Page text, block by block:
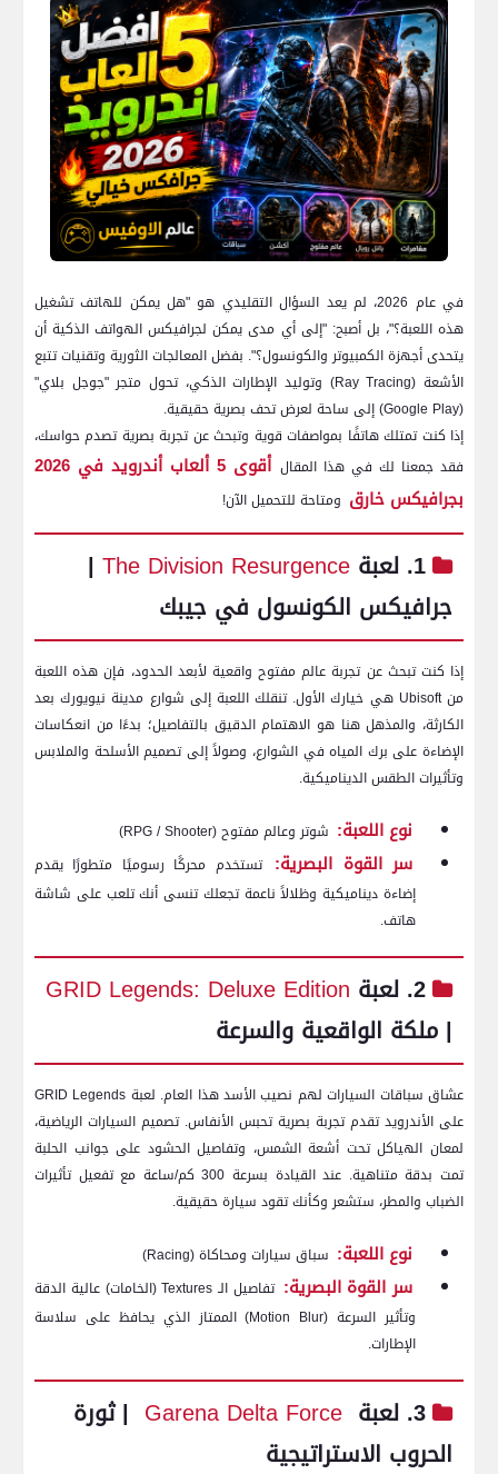
في عام 2026، لم يعد السؤال التقليدي هو "هل يمكن للهاتف تشغيل
هذه اللعبة؟"، بل أصبح: "إلى أي مدى يمكن لجرافيكس الهواتف الذكية أن
يتحدى أجهزة الكمبيوتر والكونسول؟". بفضل المعالجات الثورية وتقنيات تتبع
الأشعة (Ray Tracing) وتوليد الإطارات الذكي، تحول متجر "جوجل بلاي"
(Google Play) إلى ساحة لعرض تحف بصرية حقيقية.
إذا كنت تمتلك هاتفًا بمواصفات قوية وتبحث عن تجربة بصرية تصدم حواسك،
فقد جمعنا لك في هذا المقال
أقوى 5 ألعاب أندرويد في 2026
بجرافيكس خارق ومتاحة للتحميل الآن!
1. لعبة The Division Resurgence
|
جرافيكس الكونسول في جيبك
إذا كنت تبحث عن تجربة عالم مفتوح واقعية لأبعد الحدود، فإن هذه اللعبة
من Ubisoft هي خيارك الأول. تنقلك اللعبة إلى شوارع مدينة نيويورك بعد
الكارثة، والمذهل هنا هو الاهتمام الدقيق بالتفاصيل؛ بدءًا من انعكاسات
الإضاءة على برك المياه في الشوارع، وصولاً إلى تصميم الأسلحة والملابس
وتأثيرات الطقس الديناميكية.
نوع اللعبة: شوتر وعالم مفتوح (RPG / Shooter)
سر القوة البصرية: تستخدم محركًا رسوميًا متطورًا يقدم
إضاءة ديناميكية وظلالاً ناعمة تجعلك تنسى أنك تلعب على شاشة
هاتف.
2. لعبة
GRID Legends: Deluxe Edition
| ملكة الواقعية والسرعة
عشاق سباقات السيارات لهم نصيب الأسد هذا العام. لعبة GRID Legends
على الأندرويد تقدم تجربة بصرية تحبس الأنفاس. تصميم السيارات الرياضية،
لمعان الهياكل تحت أشعة الشمس، وتفاصيل الحشود على جوانب الحلبة
تمت بدقة متناهية. عند القيادة بسرعة 300 كم/ساعة مع تفعيل تأثيرات
الضباب والمطر، ستشعر وكأنك تقود سيارة حقيقية.
نوع اللعبة: سباق سيارات ومحاكاة (Racing)
سر القوة البصرية:
تفاصيل الـ Textures (الخامات) عالية الدقة
وتأثير السرعة (Motion Blur) الممتاز الذي يحافظ على سلاسة
الإطارات.
3. لعبة Garena Delta Force | ثورة
الحروب الاستراتيجية